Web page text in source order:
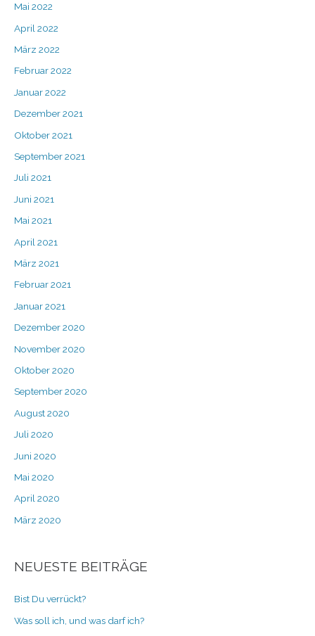
Mai 2022
April 2022
März 2022
Februar 2022
Januar 2022
Dezember 2021
Oktober 2021
September 2021
Juli 2021
Juni 2021
Mai 2021
April 2021
März 2021
Februar 2021
Januar 2021
Dezember 2020
November 2020
Oktober 2020
September 2020
August 2020
Juli 2020
Juni 2020
Mai 2020
April 2020
März 2020
NEUESTE BEITRÄGE
Bist Du verrückt?
Was soll ich, und was darf ich?